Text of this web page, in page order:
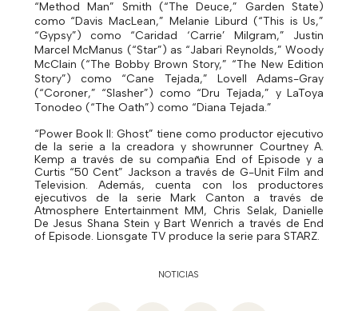
“Method Man” Smith (“The Deuce,” Garden State)
como “Davis MacLean,” Melanie Liburd (“This is Us,”
“Gypsy”) como “Caridad ‘Carrie’ Milgram,” Justin
Marcel McManus (“Star”) as “Jabari Reynolds,” Woody
McClain (“The Bobby Brown Story,” “The New Edition
Story”) como “Cane Tejada,” Lovell Adams-Gray
(“Coroner,” “Slasher”) como “Dru Tejada,” y LaToya
Tonodeo (“The Oath”) como “Diana Tejada.”
“Power Book II: Ghost” tiene como productor ejecutivo
de la serie a la creadora y showrunner Courtney A.
Kemp a través de su compañia End of Episode y a
Curtis “50 Cent” Jackson a través de G-Unit Film and
Television. Además, cuenta con los productores
ejecutivos de la serie Mark Canton a través de
Atmosphere Entertainment MM, Chris Selak, Danielle
De Jesus Shana Stein y Bart Wenrich a través de End
of Episode. Lionsgate TV produce la serie para STARZ.
NOTICIAS